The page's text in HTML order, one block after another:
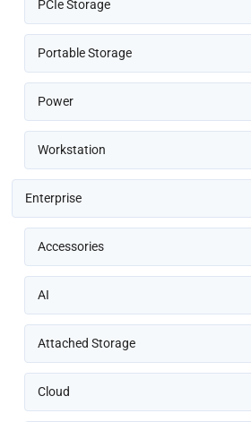
PCIe Storage
Portable Storage
Power
Workstation
Enterprise
Accessories
AI
Attached Storage
Cloud